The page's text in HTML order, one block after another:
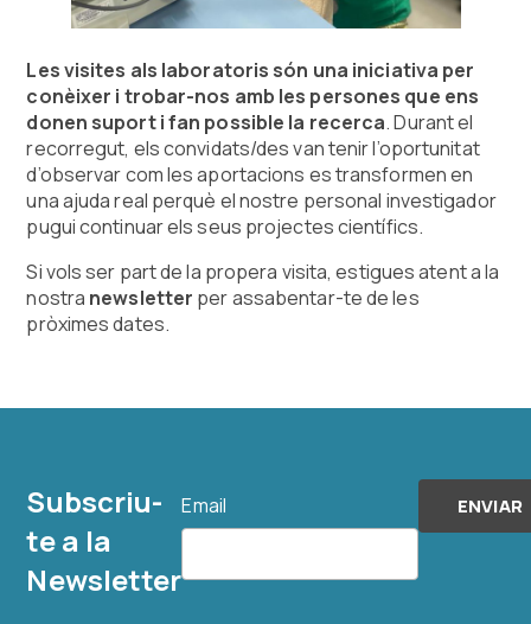
Les visites als laboratoris són una iniciativa per
conèixer i trobar-nos amb les persones que ens
donen suport i fan possible la recerca. Durant el
recorregut, els convidats/des van tenir l’oportunitat
d’observar com les aportacions es transformen en
una ajuda real perquè el nostre personal investigador
pugui continuar els seus projectes científics.
Si vols ser part de la propera visita, estigues atent a la
nostra newsletter per assabentar-te de les
pròximes dates.
Subscriu-
te a la
Newsletter
Email